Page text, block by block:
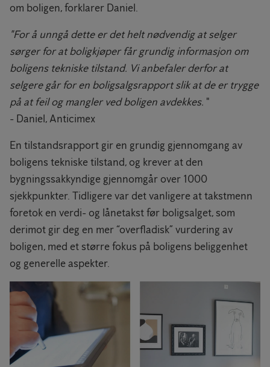
om boligen, forklarer Daniel.
"For å unngå dette er det helt nødvendig at selger
sørger for at boligkjøper får grundig informasjon om
boligens tekniske tilstand. Vi anbefaler derfor at
selgere går for en boligsalgsrapport slik at de er trygge
på at feil og mangler ved boligen avdekkes. "
- Daniel, Anticimex
En tilstandsrapport gir en grundig gjennomgang av
boligens tekniske tilstand, og krever at den
bygningssakkyndige gjennomgår over 1000
sjekkpunkter. Tidligere var det vanligere at takstmenn
foretok en verdi- og lånetakst før boligsalget, som
derimot gir deg en mer “overfladisk” vurdering av
boligen, med et større fokus på boligens beliggenhet
og generelle aspekter.